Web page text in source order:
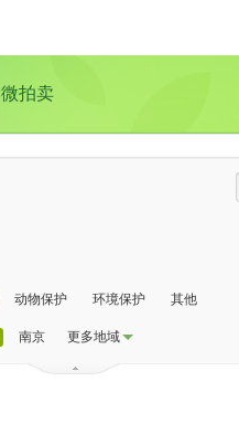
微拍卖
动物保护 环境保护 其他
南京 更多地域